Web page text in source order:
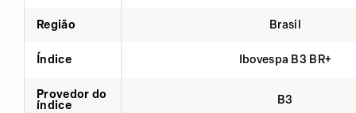
Região Brasil
Índice Ibovespa B3 BR+
Provedor do
índice
B3